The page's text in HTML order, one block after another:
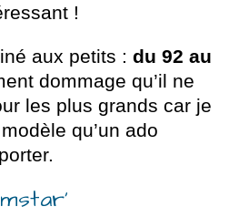
!
aux petits : du 92 au
dommage qu’il ne
les plus grands car je
qu’un ado